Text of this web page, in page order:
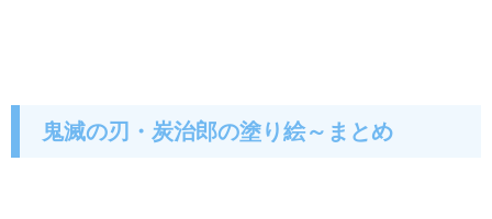
鬼滅の刃・炭治郎の塗り絵～まとめ